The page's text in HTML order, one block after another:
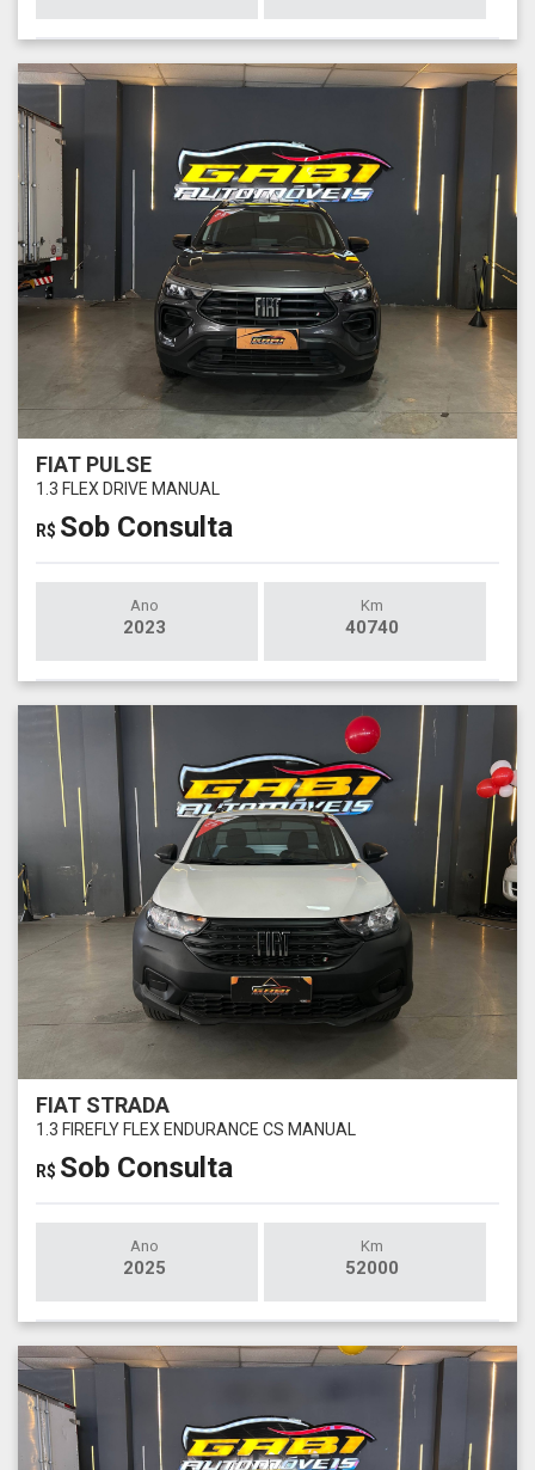
FIAT PULSE
1.3 FLEX DRIVE MANUAL
R$ Sob Consulta
Ano
2023
Km
40740
FIAT STRADA
1.3 FIREFLY FLEX ENDURANCE CS MANUAL
R$ Sob Consulta
Ano
2025
Km
52000